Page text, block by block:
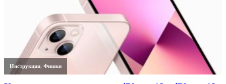
Инструкции,Фишки